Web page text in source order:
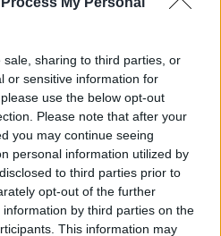
sharing to third parties, or
or sensitive information for
use the below opt-out
Please note that after your
you may continue seeing
personal information utilized by
to third parties prior to
opt-out of the further
by third parties on the
This information may
bisogna aggiungere
un 3 (alla x^2), ma
per poterlo
aggiungere senza
modificare l’integrale
di partenza bisogna
a sua volta toglierlo
quindi fuori